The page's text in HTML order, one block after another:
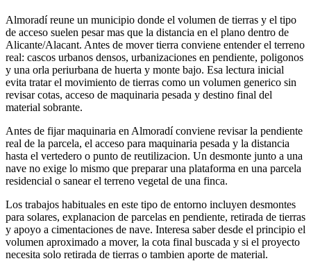
Almoradí reune un municipio donde el volumen de tierras y el tipo
de acceso suelen pesar mas que la distancia en el plano dentro de
Alicante/Alacant. Antes de mover tierra conviene entender el terreno
real: cascos urbanos densos, urbanizaciones en pendiente, poligonos
y una orla periurbana de huerta y monte bajo. Esa lectura inicial
evita tratar el movimiento de tierras como un volumen generico sin
revisar cotas, acceso de maquinaria pesada y destino final del
material sobrante.
Antes de fijar maquinaria en Almoradí conviene revisar la pendiente
real de la parcela, el acceso para maquinaria pesada y la distancia
hasta el vertedero o punto de reutilizacion. Un desmonte junto a una
nave no exige lo mismo que preparar una plataforma en una parcela
residencial o sanear el terreno vegetal de una finca.
Los trabajos habituales en este tipo de entorno incluyen desmontes
para solares, explanacion de parcelas en pendiente, retirada de tierras
y apoyo a cimentaciones de nave. Interesa saber desde el principio el
volumen aproximado a mover, la cota final buscada y si el proyecto
necesita solo retirada de tierras o tambien aporte de material.